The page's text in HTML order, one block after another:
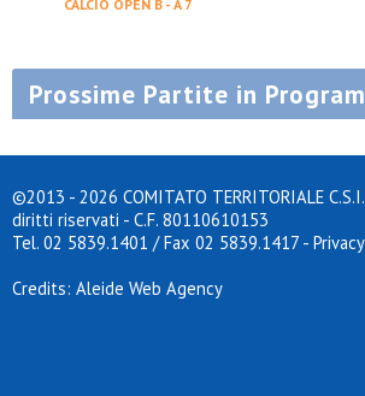
CALCIO OPEN B - A 7
Prossime Partite in
©2013 - 2026 COMITATO TERRITORIALE
diritti riservati - C.F. 80110610153
Tel. 02 5839.1401 / Fax 02 5839.1417 - Privacy
Credits: Aleide Web Agency